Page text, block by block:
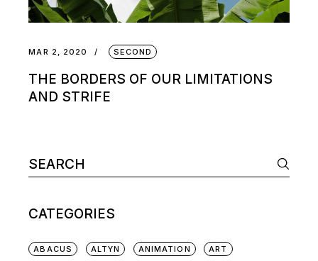
MAR 2, 2020 SECOND
THE BORDERS OF OUR LIMITATIONS
AND STRIFE
CATEGORIES
ABACUS ALTYN ANIMATION ART